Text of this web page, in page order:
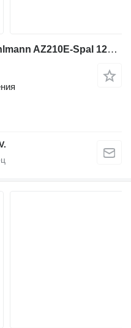
Вентилятор охлаждения Ahlmann AZ210E-Spal 12VDC-Fan/Lüfter/Ventilator для фронтального погрузчика